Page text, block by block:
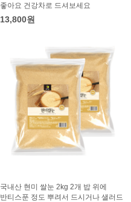
좋아요 건강차로 드셔보세요
13,800원
국내산 현미 쌀눈 2kg 2개 밥 위에
반티스푼 정도 뿌려서 드시거나 샐러드